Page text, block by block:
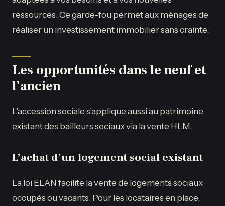
ressources. Ce garde-fou permet aux ménages de
réaliser un investissement immobilier sans crainte.
Les opportunités dans le neuf et
l’ancien
L’accession sociale s’applique aussi au patrimoine
existant des bailleurs sociaux via la vente HLM.
L’achat d’un logement social existant
La loi ELAN facilite la vente de logements sociaux
occupés ou vacants. Pour les locataires en place,